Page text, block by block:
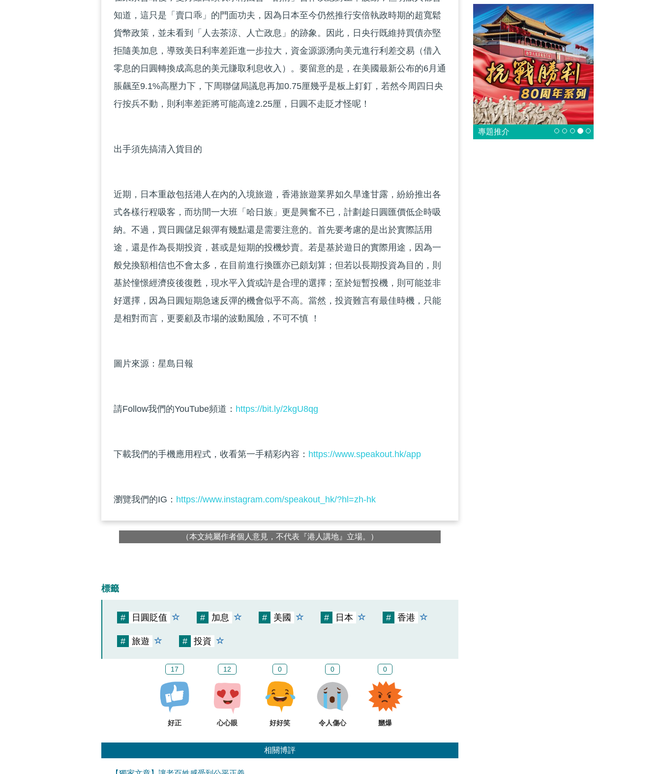
知道，這只是「賣口乖」的門面功夫，因為日本至今仍然推行安倍執政時期的超寬鬆
貨幣政策，並未看到「人去茶涼、人亡政息」的跡象。因此，日央行既維持買債亦堅
拒隨美加息，導致美日利率差距進一步拉大，資金源源湧向美元進行利差交易（借入
零息的日圓轉換成高息的美元賺取利息收入）。要留意的是，在美國最新公布的6月通
脹飆至9.1%高壓力下，下周聯儲局議息再加0.75厘幾乎是板上釘釘，若然今周四日央
行按兵不動，則利率差距將可能高達2.25厘，日圓不走貶才怪呢！
出手須先搞清入貨目的
近期，日本重啟包括港人在內的入境旅遊，香港旅遊業界如久旱逢甘露，紛紛推出各
式各樣行程吸客，而坊間一大班「哈日族」更是興奮不已，計劃趁日圓匯價低企時吸
納。不過，買日圓儲足銀彈有幾點還是需要注意的。首先要考慮的是出於實際話用
途，還是作為長期投資，甚或是短期的投機炒賣。若是基於遊日的實際用途，因為一
般兌換額相信也不會太多，在目前進行換匯亦已頗划算；但若以長期投資為目的，則
基於憧憬經濟疫後復甦，現水平入貨或許是合理的選擇；至於短暫投機，則可能並非
好選擇，因為日圓短期急速反彈的機會似乎不高。當然，投資難言有最佳時機，只能
是相對而言，更要顧及市場的波動風險，不可不慎 ！
圖片來源：星島日報
請Follow我們的YouTube頻道： https://bit.ly/2kgU8qg
下載我們的手機應用程式，收看第一手精彩內容： https://www.speakout.hk/app
瀏覽我們的IG： https://www.instagram.com/speakout_hk/?hl=zh-hk
（本文純屬作者個人意見，不代表『港人講地』立場。）
標籤
# 日圓貶值 # 加息 # 美國 # 日本 # 香港
# 旅遊 # 投資
17
好正
12
心心眼
0
好好笑
0
令人傷心
0
嬲爆
相關博評
專題推介